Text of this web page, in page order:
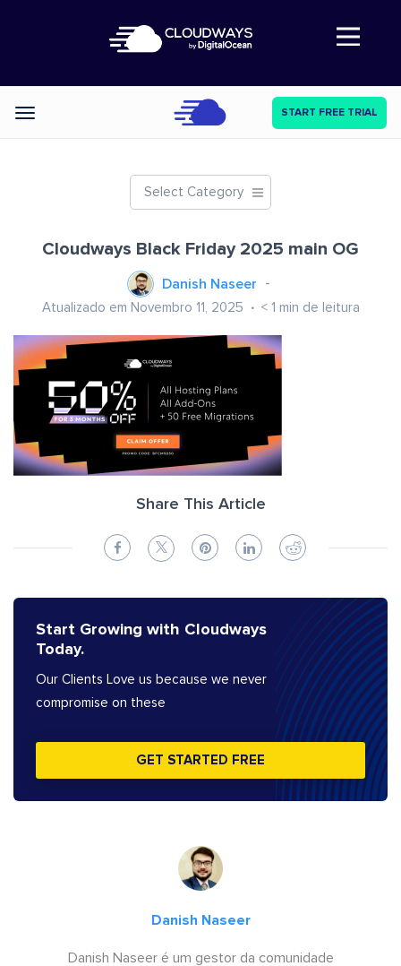
Abre a navegação
Categories START FREE TRIAL
Select Category
Cloudways Black Friday 2025 main OG
Danish Naseer
Atualizado em Novembro 11, 2025 < 1 min de leitura
Share This Article
Start Growing with Cloudways
Today.
Our Clients Love us because we never
compromise on these
GET STARTED FREE
Danish Naseer
Danish Naseer é um gestor da comunidade